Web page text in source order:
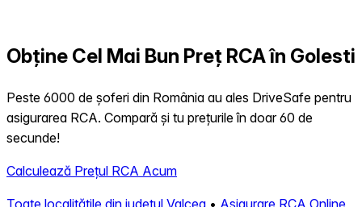
Obține Cel Mai Bun Preț RCA în Golesti
Peste 6000 de șoferi din România au ales DriveSafe pentru
asigurarea RCA. Compară și tu prețurile în doar 60 de
secunde!
Calculează Prețul RCA Acum